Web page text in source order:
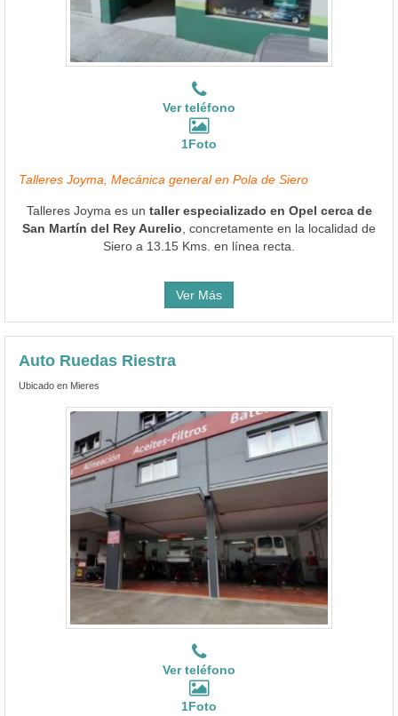
Ver teléfono
1Foto
Talleres Joyma, Mecánica general en Pola de Siero
Talleres Joyma es un taller especializado en Opel cerca de
San Martín del Rey Aurelio , concretamente en la localidad de
Siero a 13.15 Kms. en línea recta.
Ver Más
Auto Ruedas Riestra
Ubicado en Mieres
Ver teléfono
1Foto